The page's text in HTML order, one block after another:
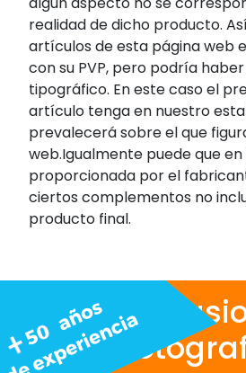
realidad de dicho producto.
artículos de esta página web
con su PVP, pero podría
tipográfico. En este caso el
artículo tenga en nuestro
prevalecerá sobre el que
web.Igualmente puede que
proporcionada por el
ciertos complementos no
producto final.
Nos